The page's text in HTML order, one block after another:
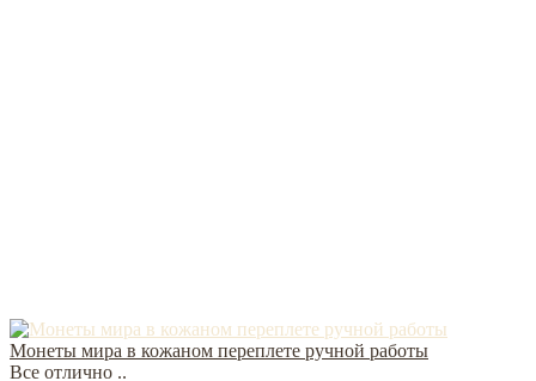
Монеты мира в кожаном переплете ручной работы
Все отлично ..